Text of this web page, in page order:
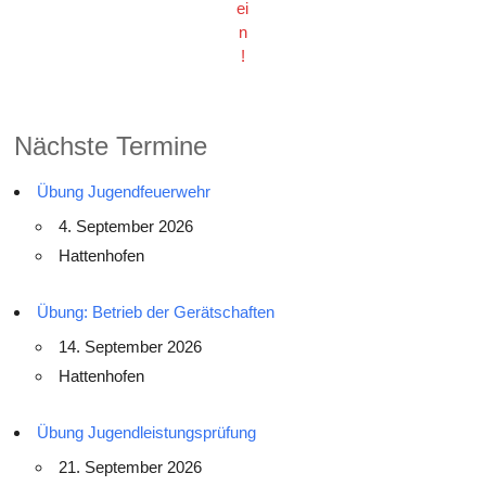
ei
n
!
Nächste Termine
Übung Jugendfeuerwehr
4. September 2026
Hattenhofen
Übung: Betrieb der Gerätschaften
14. September 2026
Hattenhofen
Übung Jugendleistungsprüfung
21. September 2026